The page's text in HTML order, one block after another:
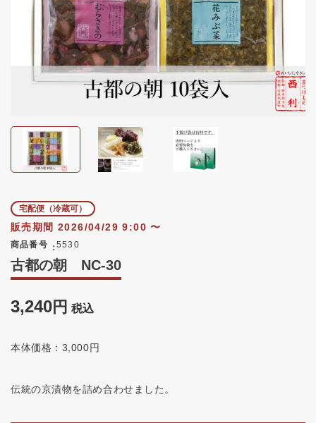
宅配便（冷蔵可）
販売期間 2026/04/29 9:00〜
商品番号 5530
古都の朝 NC-30
3,240 税込
本体価格：3,000円
伝統の京漬物を詰め合わせました。